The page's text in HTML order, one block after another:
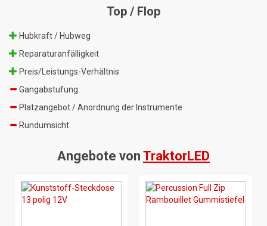
Top / Flop
Hubkraft / Hubweg
Reparaturanfälligkeit
Preis/Leistungs-Verhältnis
Gangabstufung
Platzangebot / Anordnung der Instrumente
Rundumsicht
Angebote von TraktorLED